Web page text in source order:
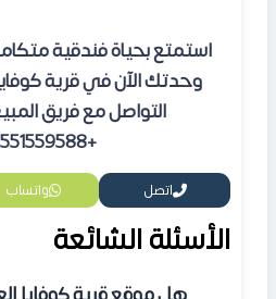
استمتع بحياة فندقية
وحدتك الآن في قرية
التواصل مع فريق
+201551559588.
اتصل واتساب
الأسئلة الشائعة